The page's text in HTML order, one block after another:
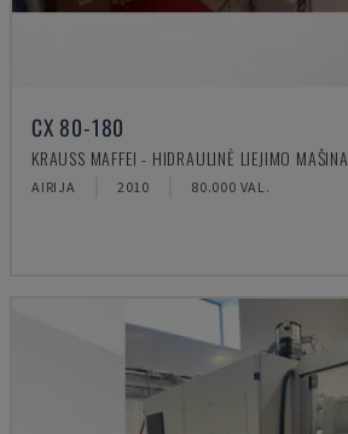
CX 80-180
KRAUSS MAFFEI - HIDRAULINĖ LIEJIMO MAŠINA
AIRIJA 2010 80.000 VAL.